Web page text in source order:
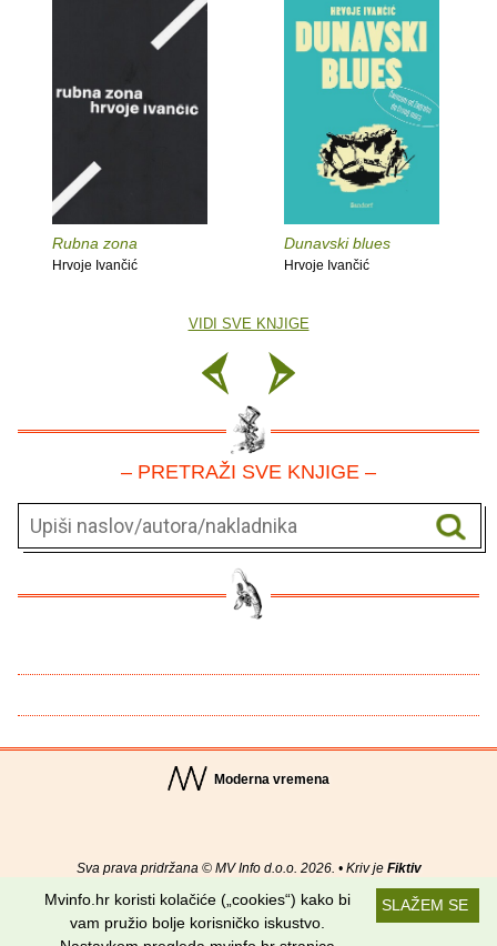
Rubna zona
Hrvoje Ivančić
Dunavski blues
Hrvoje Ivančić
VIDI SVE KNJIGE
– PRETRAŽI SVE KNJIGE –
Moderna vremena
Sva prava pridržana © MV Info d.o.o. 2026. • Kriv je Fiktiv
O nama• Pomoć•Uvjeti korištenja•RSS kanaliSLAŽEM SE
Mvinfo.hr koristi kolačiće („cookies“) kako bi
vam pružio bolje korisničko iskustvo.